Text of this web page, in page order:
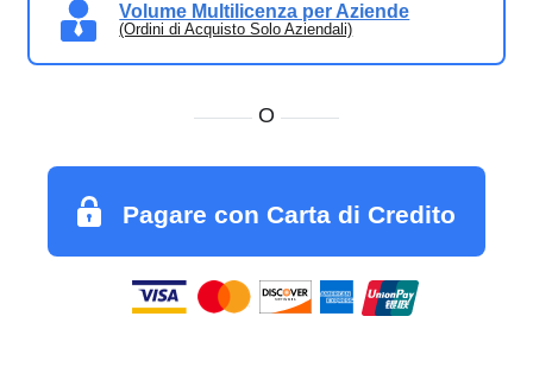
Volume Multilicenza per Aziende
(Ordini di Acquisto Solo Aziendali)
O
Pagare con Carta di Credito